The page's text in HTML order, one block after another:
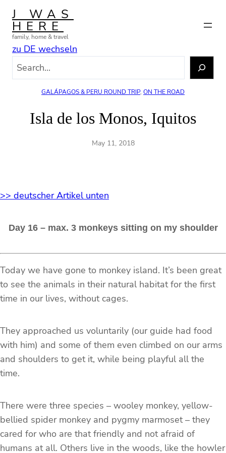
Skip
content
J WAS
HERE
family, home & travel
zu DE wechseln
GALÁPAGOS & PERU ROUND TRIP, ON THE ROAD
Isla de los Monos, Iquitos
May 11, 2018
>> deutscher Artikel unten
Day 16 – max. 3 monkeys sitting on my shoulder
Today we have gone to monkey island. It’s been great
to see the animals in their natural habitat for the first
time in our lives, without cages.
They approached us voluntarily (our guide had food
with him) and some of them even climbed on our arms
and shoulders to get it, while being playful all the
time.
There were three species – wooley monkey, yellow-
bellied spider monkey and pygmy marmoset – they
cared for who are that friendly and not afraid of
humans at all. Others live in the woods, like the howler